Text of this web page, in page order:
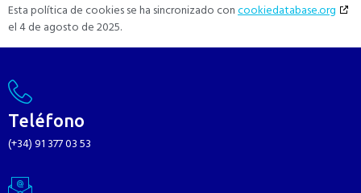
Esta política de cookies se ha sincronizado concookiedatabase.org
el 4 de agosto de 2025.
Teléfono
(+34) 91 377 03 53